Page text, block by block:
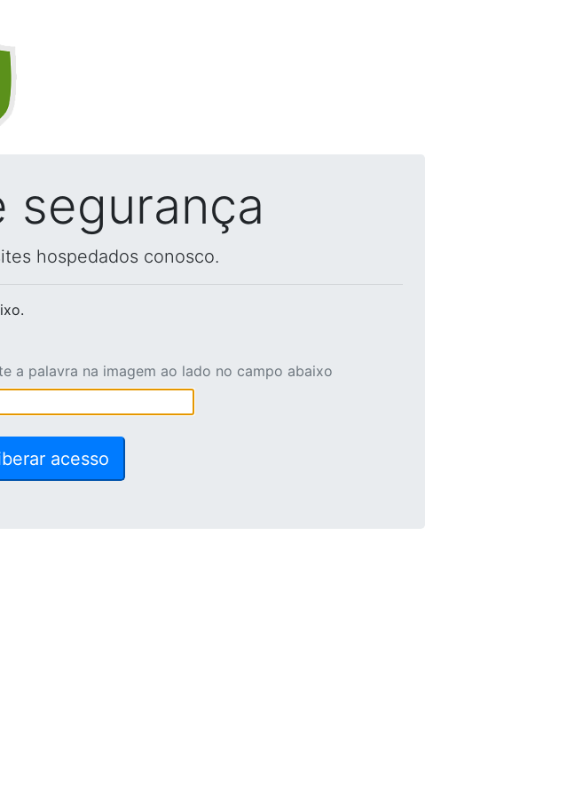
segurança
hospedados conosco.
a palavra na imagem ao lado no campo abaixo